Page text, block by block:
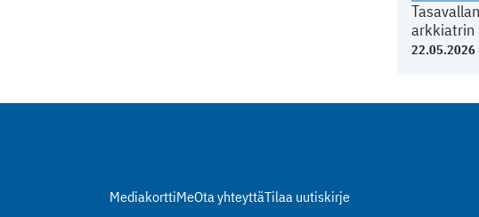
arkkiatrin
22.05.2026
MediakorttiMeOta yhteyttäTilaa uutiskirje